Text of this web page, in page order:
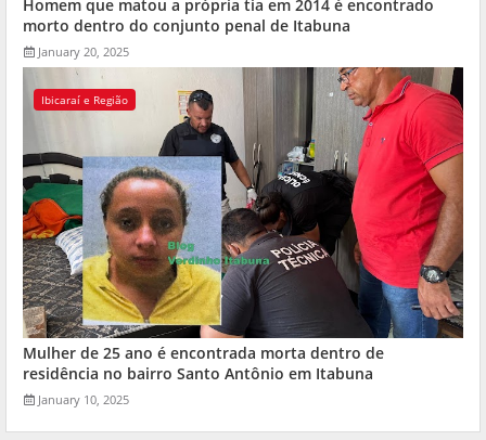
Homem que matou a própria tia em 2014 é encontrado
morto dentro do conjunto penal de Itabuna
January 20, 2025
Ibicaraí e Região
Mulher de 25 ano é encontrada morta dentro de
residência no bairro Santo Antônio em Itabuna
January 10, 2025